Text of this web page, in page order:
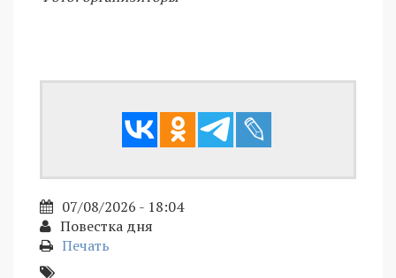
07/08/2026 - 18:04
Повестка дня
Печать